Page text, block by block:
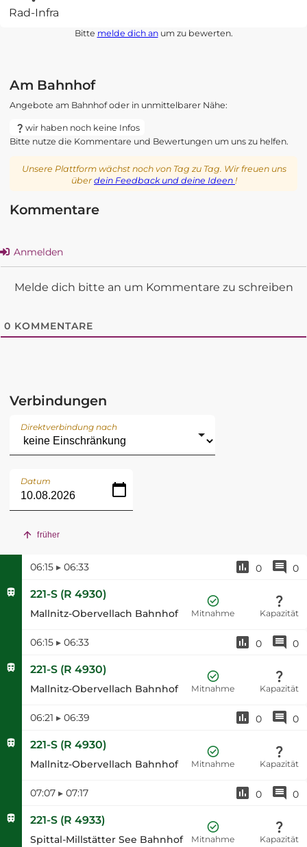
Rad-Infra
Bitte melde dich anum zu bewerten.
Am Bahnhof
Angebote am Bahnhof oder in unmittelbarer Nähe:
wir haben noch keine Infos
Bitte nutze die Kommentare und Bewertungen um uns zu helfen.
Unsere Plattform wächst noch von Tag zu Tag. Wir freuen uns
überdein Feedback und deine Ideen !
Kommentare
Anmelden
Melde dich bitte an um Kommentare zu schreiben
0 KOMMENTARE
Verbindungen
Direktverbindung nach
Datum
früher
06:15 ▸ 06:33 0 0
221-S (R 4930)
Mallnitz-Obervellach Bahnhof Mitnahme Kapazität
06:15 ▸ 06:33 0 0
221-S (R 4930)
Mallnitz-Obervellach Bahnhof Mitnahme Kapazität
06:21 ▸ 06:39 0 0
221-S (R 4930)
Mallnitz-Obervellach Bahnhof Mitnahme Kapazität
07:07 ▸ 07:17 0 0
221-S (R 4933)
Spittal-Millstätter See Bahnhof Mitnahme Kapazität